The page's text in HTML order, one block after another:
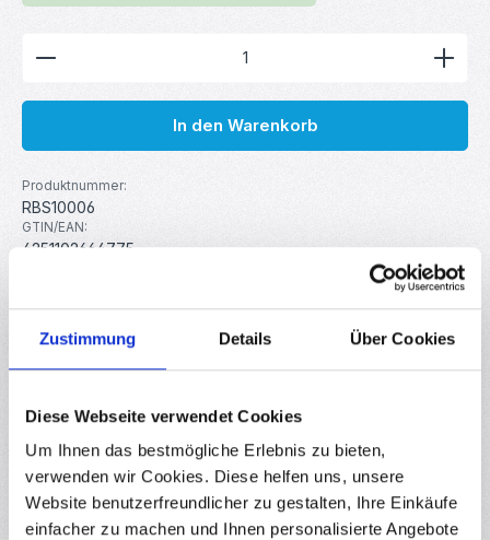
Zustimmung Details Über Cookies
Diese Webseite verwendet Cookies
Um Ihnen das bestmögliche Erlebnis zu bieten,
verwenden wir Cookies. Diese helfen uns, unsere
Website benutzerfreundlicher zu gestalten, Ihre Einkäufe
einfacher zu machen und Ihnen personalisierte Angebote
Produkt Anzahl: Gib den gewünschten Wert ein
In den Warenkorb
Produktnummer:
RBS10006
GTIN/EAN:
4251102664775
Gewicht:
0.027 kg
Beschreibung
PL2303HX USB zu TTL RS232 Modul Das PL2303HX USB zu
TTL RS232 Modul stellt über den USB Port eines PC's eine
Verbindung zu… Mehr
Downloads